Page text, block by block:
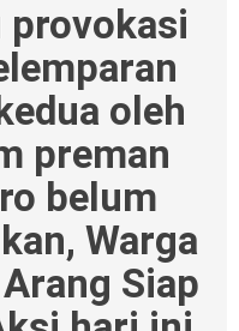
provokasi
oleh
preman
belum
Warga
Siap